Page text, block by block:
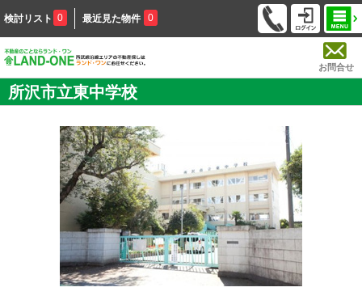
検討リスト 0 最近見た物件 0
お問合せ
所沢市立東中学校